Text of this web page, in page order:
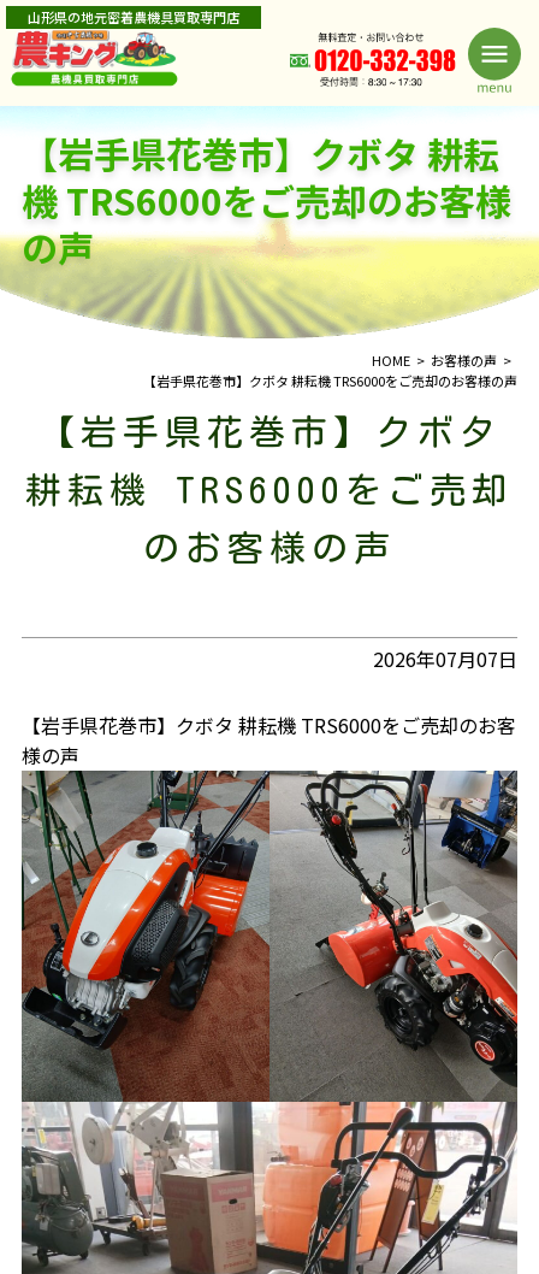
山形県の地元密着農機具買取専門店
【岩手県花巻市】クボタ 耕耘
機 TRS6000をご売却のお客様
の声
HOME
お客様の声
【岩手県花巻市】クボタ 耕耘機 TRS6000をご売却のお客様の声
【岩手県花巻市】クボタ
耕耘機 TRS6000をご売却
のお客様の声
2026年07月07日
【岩手県花巻市】クボタ 耕耘機 TRS6000をご売却のお客
様の声